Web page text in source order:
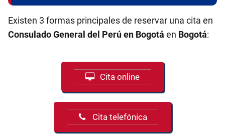
Existen 3 formas principales de reservar una cita en
Consulado General del Perú en Bogotá en Bogotá:
Cita online
Cita telefónica